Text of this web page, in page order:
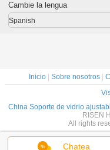
Chatea
Cambie la lengua
Spanish
Inicio| Sobre nosotros|
China Soporte de vidrio
RISEN
All rights